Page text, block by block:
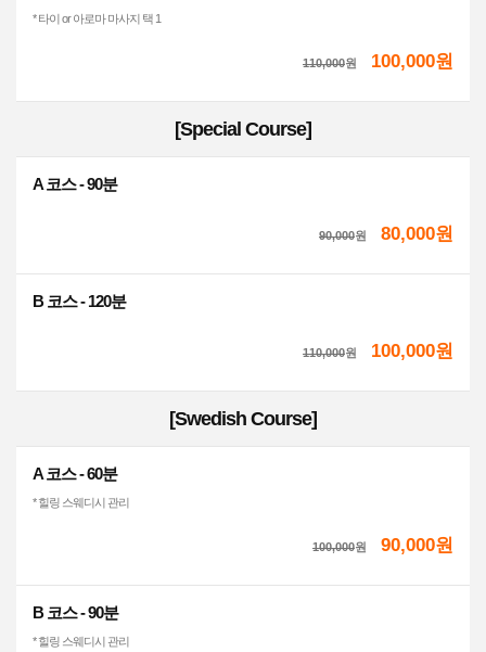
* 타이 or 아로마 마사지 택 1
110,000원 100,000원
[Special Course]
A 코스 - 90분
90,000원 80,000원
B 코스 - 120분
110,000원 100,000원
[Swedish Course]
A 코스 - 60분
* 힐링 스웨디시 관리
100,000원 90,000원
B 코스 - 90분
* 힐링 스웨디시 관리